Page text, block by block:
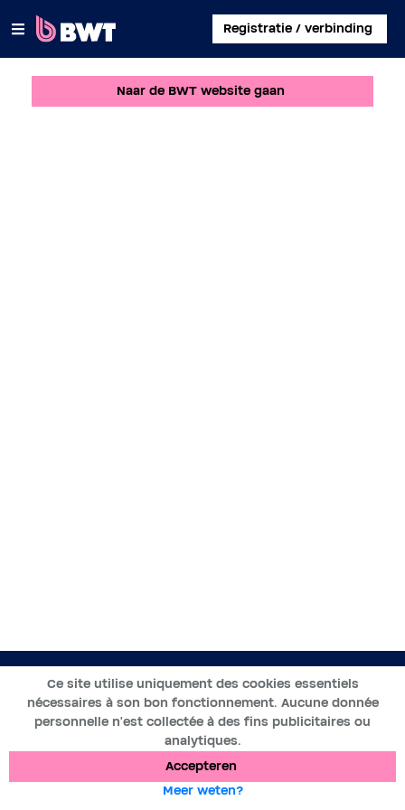
Registratie / verbinding
×
Naar de BWT website gaan
NL
2019-2025 ©BWT by Wess Soft - Alle rechten voorbehouden
GegevensbeschermingCookiesWettelijke vermeldingen
Accepteren
Ce site utilise uniquement des cookies essentiels
nécessaires à son bon fonctionnement. Aucune donnée
personnelle n’est collectée à des fins publicitaires ou
analytiques.
Meer weten?